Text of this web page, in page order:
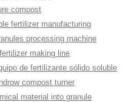
compost
fertilizer manufacturing
processing machine
making line
de fertilizante sólido soluble
compost turner
material into granule